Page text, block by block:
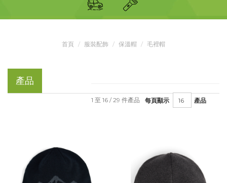
首頁 服裝配飾 保溫帽 毛裡帽
產品
每頁顯示 產品
1 至 16 / 29 件產品